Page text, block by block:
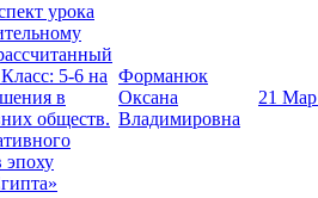
урока
5-6 на
в
обществ.
эпоху
Форманюк
Оксана
Владимировна
21